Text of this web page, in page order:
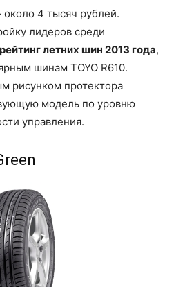
около 4 тысяч рублей.
лидеров среди
рейтинг летних шин 2013 года,
шинам TOYO R610.
рисунком протектора
модель по уровню
управления.